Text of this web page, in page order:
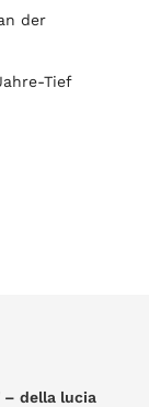
der
Tief
– della lucia